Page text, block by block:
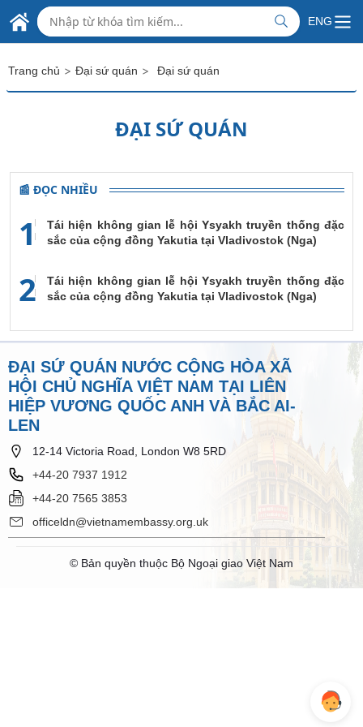
Skip to Main Content
ĐẠI SỨ QUÁN VIỆT NAM
LIÊN HIỆP VƯƠNG QUỐC ANH VÀ BẮC AI-LEN
ENG
Trang chủ > Đại sứ quán > Đại sứ quán
ĐẠI SỨ QUÁN
📰 ĐỌC NHIỀU
1
Tái hiện không gian lễ hội Ysyakh truyền thống đặc
sắc của cộng đồng Yakutia tại Vladivostok (Nga)
2
Tái hiện không gian lễ hội Ysyakh truyền thống đặc
sắc của cộng đồng Yakutia tại Vladivostok (Nga)
ĐẠI SỨ QUÁN NƯỚC CỘNG HÒA XÃ
HỘI CHỦ NGHĨA VIỆT NAM TẠI LIÊN
HIỆP VƯƠNG QUỐC ANH VÀ BẮC AI-
LEN
12-14 Victoria Road, London W8 5RD
+44-20 7937 1912
+44-20 7565 3853
officeldn@vietnamembassy.org.uk
© Bản quyền thuộc Bộ Ngoại giao Việt Nam